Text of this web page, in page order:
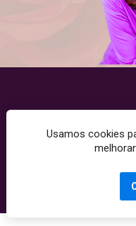
Copyright © 2025 -
Termos de Uso |
Usamos cookies